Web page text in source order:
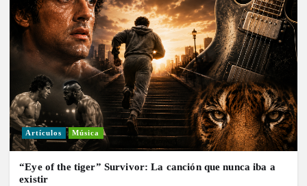
Artículos Música
“Eye of the tiger” Survivor: La canción que nunca iba a
existir